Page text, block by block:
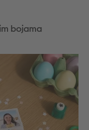
bojama